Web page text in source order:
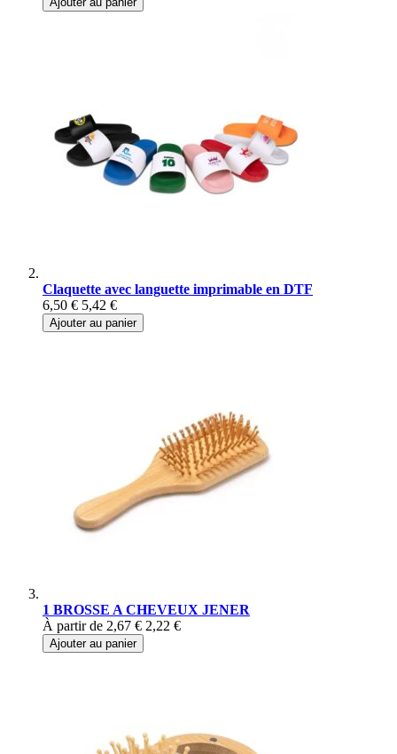
Claquette avec languette imprimable en DTF
6,50 € 5,42 €
Ajouter au panier
1 BROSSE A CHEVEUX JENER
À partir de 2,67 € 2,22 €
Ajouter au panier